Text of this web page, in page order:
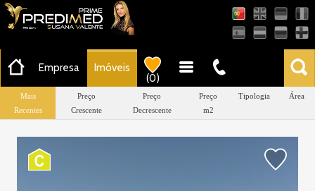
Empresa
Imóveis
(0)
Mais
Recentes
Preço
Crescente
Preço
Decrescente
Preço
m2
Tipologia Área